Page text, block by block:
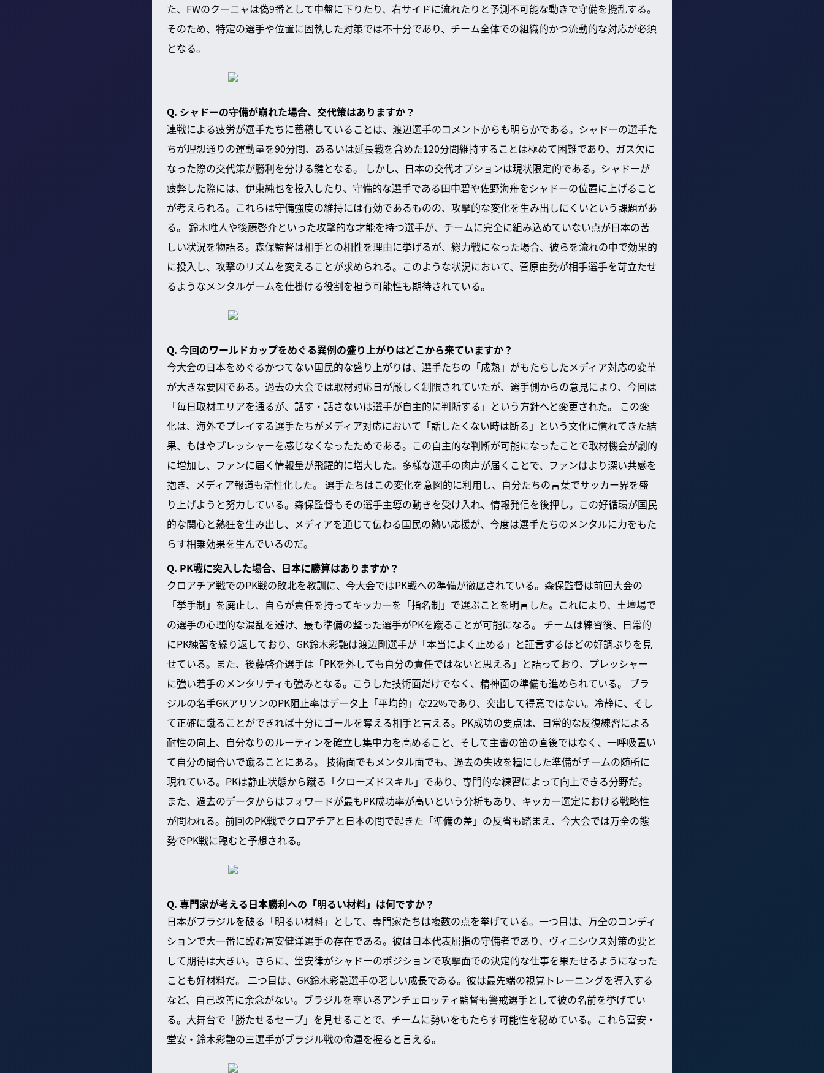
た、FWのクーニャは偽9番として中盤に下りたり、右サイドに流れたりと予測不可能な動きで守備を攪乱する。
そのため、特定の選手や位置に固執した対策では不十分であり、チーム全体での組織的かつ流動的な対応が必須
となる。
Q. シャドーの守備が崩れた場合、交代策はありますか？
連戦による疲労が選手たちに蓄積していることは、渡辺選手のコメントからも明らかである。シャドーの選手た
ちが理想通りの運動量を90分間、あるいは延長戦を含めた120分間維持することは極めて困難であり、ガス欠に
なった際の交代策が勝利を分ける鍵となる。 しかし、日本の交代オプションは現状限定的である。シャドーが
疲弊した際には、伊東純也を投入したり、守備的な選手である田中碧や佐野海舟をシャドーの位置に上げること
が考えられる。これらは守備強度の維持には有効であるものの、攻撃的な変化を生み出しにくいという課題があ
る。 鈴木唯人や後藤啓介といった攻撃的な才能を持つ選手が、チームに完全に組み込めていない点が日本の苦
しい状況を物語る。森保監督は相手との相性を理由に挙げるが、総力戦になった場合、彼らを流れの中で効果的
に投入し、攻撃のリズムを変えることが求められる。このような状況において、菅原由勢が相手選手を苛立たせ
るようなメンタルゲームを仕掛ける役割を担う可能性も期待されている。
Q. 今回のワールドカップをめぐる異例の盛り上がりはどこから来ていますか？
今大会の日本をめぐるかつてない国民的な盛り上がりは、選手たちの「成熟」がもたらしたメディア対応の変革
が大きな要因である。過去の大会では取材対応日が厳しく制限されていたが、選手側からの意見により、今回は
「毎日取材エリアを通るが、話す・話さないは選手が自主的に判断する」という方針へと変更された。 この変
化は、海外でプレイする選手たちがメディア対応において「話したくない時は断る」という文化に慣れてきた結
果、もはやプレッシャーを感じなくなったためである。この自主的な判断が可能になったことで取材機会が劇的
に増加し、ファンに届く情報量が飛躍的に増大した。多様な選手の肉声が届くことで、ファンはより深い共感を
抱き、メディア報道も活性化した。 選手たちはこの変化を意図的に利用し、自分たちの言葉でサッカー界を盛
り上げようと努力している。森保監督もその選手主導の動きを受け入れ、情報発信を後押し。この好循環が国民
的な関心と熱狂を生み出し、メディアを通じて伝わる国民の熱い応援が、今度は選手たちのメンタルに力をもた
らす相乗効果を生んでいるのだ。
Q. PK戦に突入した場合、日本に勝算はありますか？
クロアチア戦でのPK戦の敗北を教訓に、今大会ではPK戦への準備が徹底されている。森保監督は前回大会の
「挙手制」を廃止し、自らが責任を持ってキッカーを「指名制」で選ぶことを明言した。これにより、土壇場で
の選手の心理的な混乱を避け、最も準備の整った選手がPKを蹴ることが可能になる。 チームは練習後、日常的
にPK練習を繰り返しており、GK鈴木彩艶は渡辺剛選手が「本当によく止める」と証言するほどの好調ぶりを見
せている。また、後藤啓介選手は「PKを外しても自分の責任ではないと思える」と語っており、プレッシャー
に強い若手のメンタリティも強みとなる。こうした技術面だけでなく、精神面の準備も進められている。 ブラ
ジルの名手GKアリソンのPK阻止率はデータ上「平均的」な22%であり、突出して得意ではない。冷静に、そし
て正確に蹴ることができれば十分にゴールを奪える相手と言える。PK成功の要点は、日常的な反復練習による
耐性の向上、自分なりのルーティンを確立し集中力を高めること、そして主審の笛の直後ではなく、一呼吸置い
て自分の間合いで蹴ることにある。 技術面でもメンタル面でも、過去の失敗を糧にした準備がチームの随所に
現れている。PKは静止状態から蹴る「クローズドスキル」であり、専門的な練習によって向上できる分野だ。
また、過去のデータからはフォワードが最もPK成功率が高いという分析もあり、キッカー選定における戦略性
が問われる。前回のPK戦でクロアチアと日本の間で起きた「準備の差」の反省も踏まえ、今大会では万全の態
勢でPK戦に臨むと予想される。
Q. 専門家が考える日本勝利への「明るい材料」は何ですか？
日本がブラジルを破る「明るい材料」として、専門家たちは複数の点を挙げている。一つ目は、万全のコンディ
ションで大一番に臨む冨安健洋選手の存在である。彼は日本代表屈指の守備者であり、ヴィニシウス対策の要と
して期待は大きい。さらに、堂安律がシャドーのポジションで攻撃面での決定的な仕事を果たせるようになった
ことも好材料だ。 二つ目は、GK鈴木彩艶選手の著しい成長である。彼は最先端の視覚トレーニングを導入する
など、自己改善に余念がない。ブラジルを率いるアンチェロッティ監督も警戒選手として彼の名前を挙げてい
る。大舞台で「勝たせるセーブ」を見せることで、チームに勢いをもたらす可能性を秘めている。これら冨安・
堂安・鈴木彩艶の三選手がブラジル戦の命運を握ると言える。